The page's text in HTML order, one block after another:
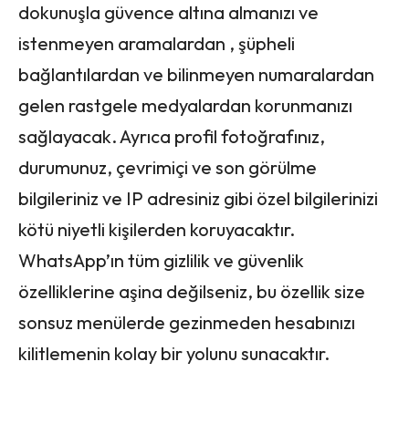
dokunuşla güvence altına almanızı ve
istenmeyen aramalardan , şüpheli
bağlantılardan ve bilinmeyen numaralardan
gelen rastgele medyalardan korunmanızı
sağlayacak. Ayrıca profil fotoğrafınız,
durumunuz, çevrimiçi ve son görülme
bilgileriniz ve IP adresiniz gibi özel bilgilerinizi
kötü niyetli kişilerden koruyacaktır.
WhatsApp’ın tüm gizlilik ve güvenlik
özelliklerine aşina değilseniz, bu özellik size
sonsuz menülerde gezinmeden hesabınızı
kilitlemenin kolay bir yolunu sunacaktır.